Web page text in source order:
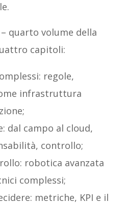
quarto volume della
capitoli:
regole,
infrastruttura
dal campo al cloud,
controllo;
robotica avanzata
complessi;
metriche, KPI e il